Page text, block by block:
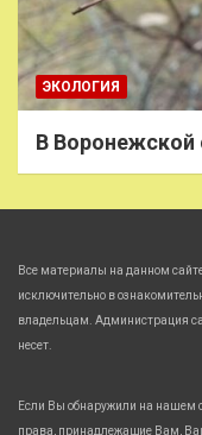
ЭКОЛОГИЯ
В Воронежской
Все материалы на данном
исключительно в
владельцам. Администрация
несет.
Если Вы обнаружили на нашем
права, принадлежащие Вам,